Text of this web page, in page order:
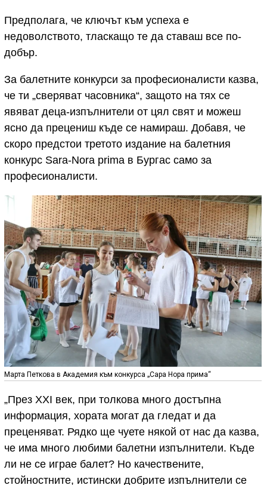
Предполага, че ключът към успеха е
недоволството, тласкащо те да ставаш все по-
добър.
За балетните конкурси за професионалисти казва,
че ти „сверяват часовника“, защото на тях се
явяват деца-изпълнители от цял свят и можеш
ясно да прецениш къде се намираш. Добавя, че
скоро предстои третото издание на балетния
конкурс Sara-Nora prima в Бургас само за
професионалисти.
Марта Петкова в Академия към конкурса „Сара Нора прима“
„През XXI век, при толкова много достъпна
информация, хората могат да гледат и да
преценяват. Рядко ще чуете някой от нас да казва,
че има много любими балетни изпълнители. Къде
ли не се играе балет? Но качествените,
стойностните, истински добрите изпълнители се